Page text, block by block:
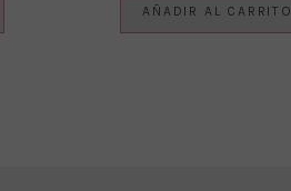
AÑADIR AL CARRITO